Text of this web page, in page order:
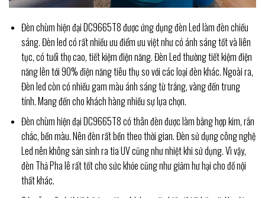
Đèn chùm hiện đại DC9665T8 được ứng dụng đèn Led làm đèn chiếu
sáng. Đèn led có rất nhiều ưu điểm ưu việt như có ánh sáng tốt và liên
tục, có tuổi thọ cao, tiết kiệm điện năng. Đèn Led thường tiết kiệm điện
năng lên tới 90% điện năng tiêu thụ so với các loại đèn khác. Ngoài ra,
Đèn led còn có nhiều gam màu ánh sáng từ trắng, vàng đến trung
tính. Mang đến cho khách hàng nhiều sự lựa chọn.
Đèn chùm hiện đại DC9665T8 có thân đèn được làm bằng hợp kim, rắn
chắc, bền màu. Nên đèn rất bền theo thời gian. Đèn sử dụng công nghệ
Led nên không sản sinh ra tia UV cũng như nhiệt khi sử dụng. Vì vậy,
đèn Thả Pha lê rất tốt cho sức khỏe cũng như giảm hư hại cho đồ nội
thất khác.